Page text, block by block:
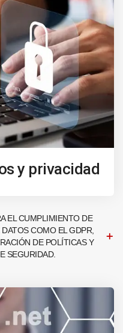
y privacidad
EL CUMPLIMIENTO DE
COMO EL GDPR,
DE POLÍTICAS Y
SEGURIDAD.